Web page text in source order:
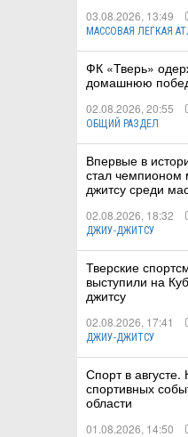
03.08.2026, 13:49
МАССОВАЯ ЛЕГКАЯ
ФК «Тверь»
домашнюю
02.08.2026, 20:55
ОБЩИЙ РАЗДЕЛ
Впервые в
стал чемпионом
джитсу среди
02.08.2026, 18:32
ДЖИУ-ДЖИТСУ
Тверские
выступили на
джитсу
02.08.2026, 17:41
ДЖИУ-ДЖИТСУ
Спорт в августе.
спортивных
области
01.08.2026, 14:50